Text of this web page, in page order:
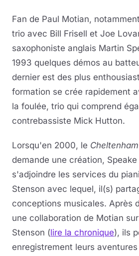
Fan de Paul Motian,
trio avec Bill Frisell et Joe
saxophoniste anglais Martin
1993 quelques démos au
dernier est des plus
formation se crée rapidement
la foulée, trio qui comprend
contrebassiste Mick Hutton.
Lorsqu'en 2000, le
demande une création,
s'adjoindre les services du
Stenson avec lequel, il(s)
conceptions musicales. Après
une collaboration de Motian
Stenson (lire la chronique), ils
enregistrement leurs